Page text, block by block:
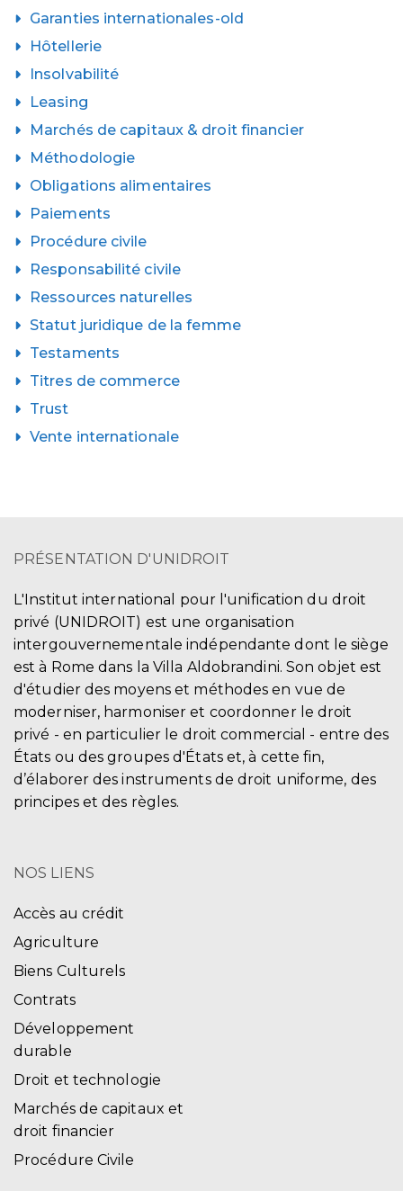
Garanties internationales-old
Hôtellerie
Insolvabilité
Leasing
Marchés de capitaux & droit financier
Méthodologie
Obligations alimentaires
Paiements
Procédure civile
Responsabilité civile
Ressources naturelles
Statut juridique de la femme
Testaments
Titres de commerce
Trust
Vente internationale
PRÉSENTATION D'UNIDROIT
L'Institut international pour l'unification du droit
privé (UNIDROIT) est une organisation
intergouvernementale indépendante dont le siège
est à Rome dans la Villa Aldobrandini. Son objet est
d'étudier des moyens et méthodes en vue de
moderniser, harmoniser et coordonner le droit
privé - en particulier le droit commercial - entre des
États ou des groupes d'États et, à cette fin,
d’élaborer des instruments de droit uniforme, des
principes et des règles.
NOS LIENS
Accès au crédit
Agriculture
Biens Culturels
Contrats
Développement
durable
Droit et technologie
Marchés de capitaux et
droit financier
Procédure Civile